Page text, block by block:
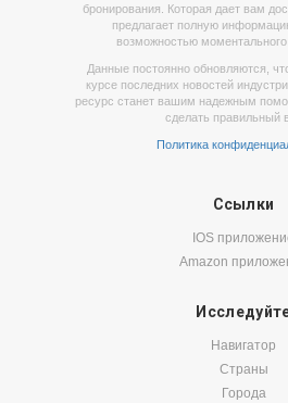
бронирования. Которая дает вам
предлагает полную
возможностью моментального
Данные постоянно обновляются,
курсе последних новостей
ресурс станет вашим надежным
сделать правильный
Политика
Ссылки
IOS
Amazon
Навигатор
Страны
Города